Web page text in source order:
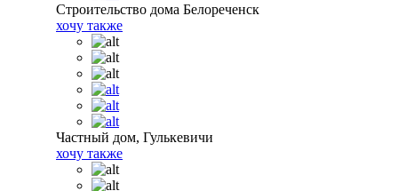
Строительство дома Белореченск
хочу также
Частный дом, Гулькевичи
хочу также